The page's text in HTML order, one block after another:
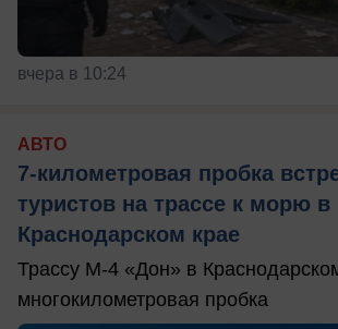
вчера в 10:24
АВТО
7-километровая пробка
туристов на трассе к морю в
Краснодарском крае
Трассу М-4 «Дон» в
многокилометровая пробка